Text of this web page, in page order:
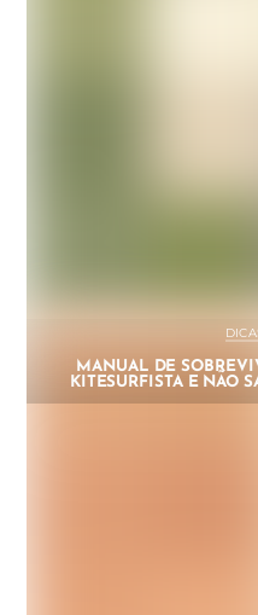
MANUAL DE
KITESURFISTA E NÃO